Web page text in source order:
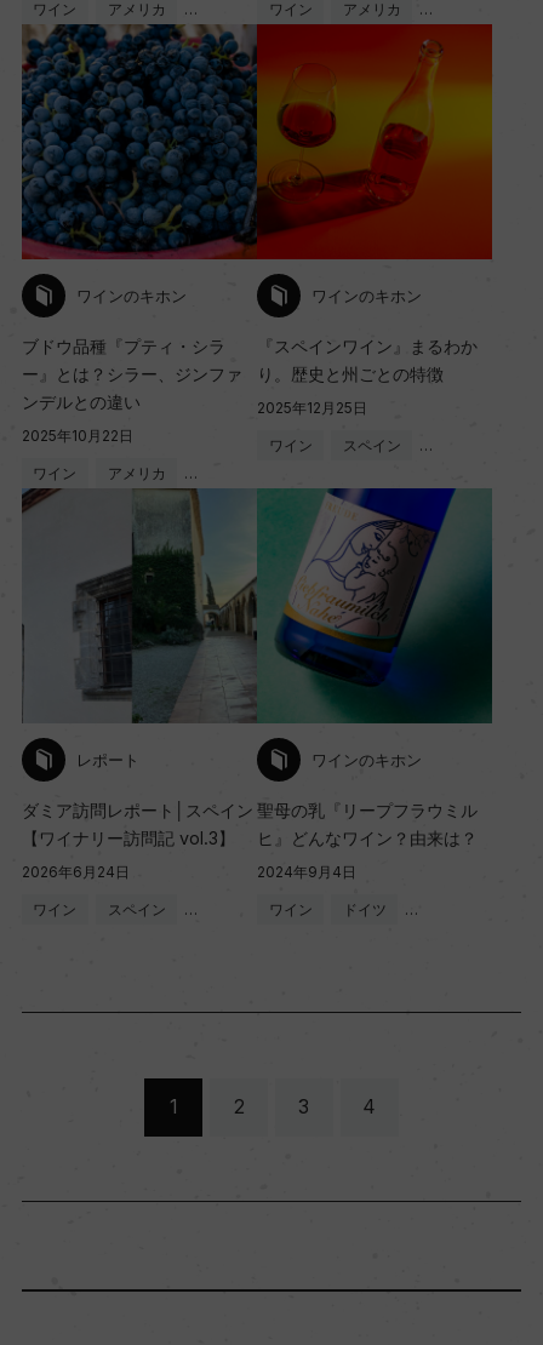
ワイン アメリカ … ワイン アメリカ …
ワインのキホン
ブドウ品種『プティ・シラ
ー』とは？シラー、ジンファ
ンデルとの違い
2025年10月22日
ワイン アメリカ …
ワインのキホン
『スペインワイン』まるわか
り。歴史と州ごとの特徴
2025年12月25日
ワイン スペイン …
レポート
ダミア訪問レポート│スペイン
【ワイナリー訪問記 vol.3】
2026年6月24日
ワイン スペイン …
ワインのキホン
聖母の乳『リープフラウミル
ヒ』どんなワイン？由来は？
2024年9月4日
ワイン ドイツ …
1 2 3 4